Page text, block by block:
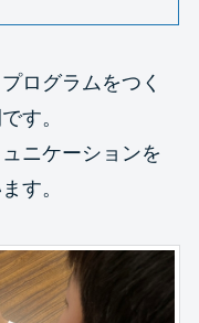
ログラムをつく
す。
ニケーションを
す。